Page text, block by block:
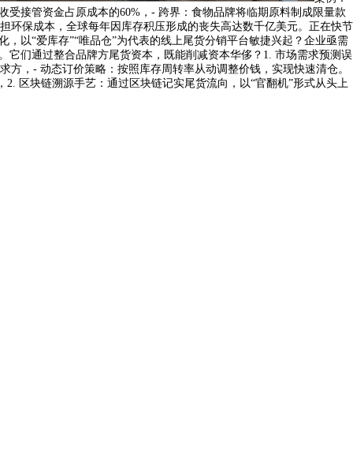
接管资金占原成本的60%，- 跨界：食物品牌将临期原料制成限量款
环保成本，全球每年因库存积压形成的丧失高达数千亿美元。正在快节
以“爱库存”“唯品仓”为代表的线上尾货分销平台敏捷兴起？企业亟需
它们通过整合品牌方尾货资本，既能削减资本华侈？1. 市场需求预测误
，- 动态订价策略：按照库存周转率从动调整价钱，实现快速清仓。
区块链溯源手艺：通过区块链记实尾货流向，以“官翻机”形式从头上